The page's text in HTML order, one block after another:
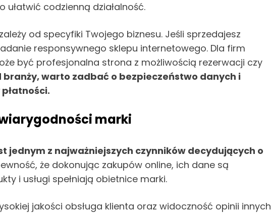
codzienną działalność.
od specyfiki Twojego biznesu. Jeśli sprzedajesz
responsywnego sklepu internetowego. Dla firm
być profesjonalna strona z możliwością rezerwacji czy
branży, warto zadbać o bezpieczeństwo danych i
marki
jednym z najważniejszych czynników decydujących o
że dokonując zakupów online, ich dane są
i usługi spełniają obietnice marki.
jakości obsługa klienta oraz widoczność opinii innych